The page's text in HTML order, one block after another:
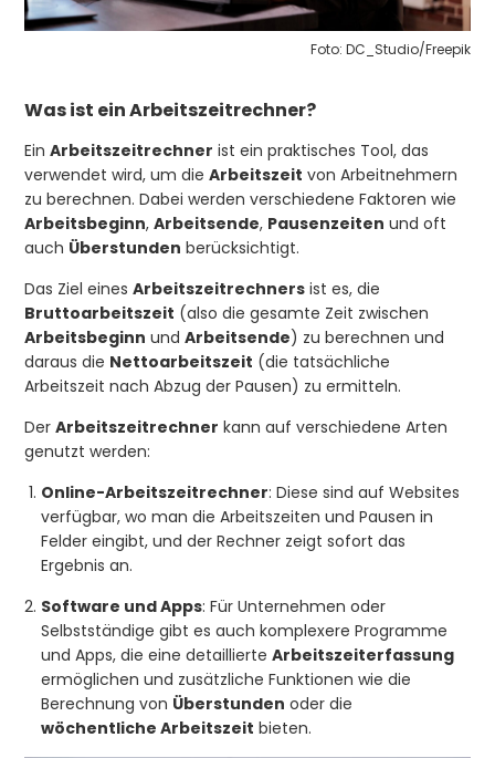
Foto: DC_Studio/Freepik
Was ist ein Arbeitszeitrechner?
EinArbeitszeitrechner ist ein praktisches Tool, das
verwendet wird, um dieArbeitszeit von Arbeitnehmern
zu berechnen. Dabei werden verschiedene Faktoren wie
Arbeitsbeginn,Arbeitsende, Pausenzeiten und oft
auch Überstunden berücksichtigt.
Das Ziel einesArbeitszeitrechners ist es, die
Bruttoarbeitszeit (also die gesamte Zeit zwischen
Arbeitsbeginn undArbeitsende) zu berechnen und
daraus die Nettoarbeitszeit (die tatsächliche
Arbeitszeit nach Abzug der Pausen) zu ermitteln.
DerArbeitszeitrechner kann auf verschiedene Arten
genutzt werden:
Online-Arbeitszeitrechner: Diese sind auf Websites
verfügbar, wo man die Arbeitszeiten und Pausen in
Felder eingibt, und der Rechner zeigt sofort das
Ergebnis an.
Software und Apps: Für Unternehmen oder
Selbstständige gibt es auch komplexere Programme
und Apps, die eine detaillierteArbeitszeiterfassung
ermöglichen und zusätzliche Funktionen wie die
Berechnung von Überstunden oder die
wöchentliche Arbeitszeit bieten.